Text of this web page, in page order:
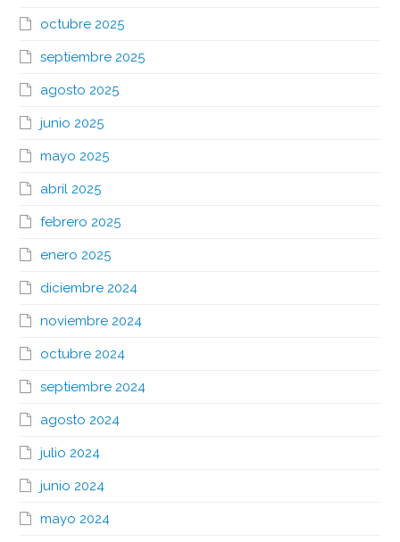
octubre 2025
septiembre 2025
agosto 2025
junio 2025
mayo 2025
abril 2025
febrero 2025
enero 2025
diciembre 2024
noviembre 2024
octubre 2024
septiembre 2024
agosto 2024
julio 2024
junio 2024
mayo 2024